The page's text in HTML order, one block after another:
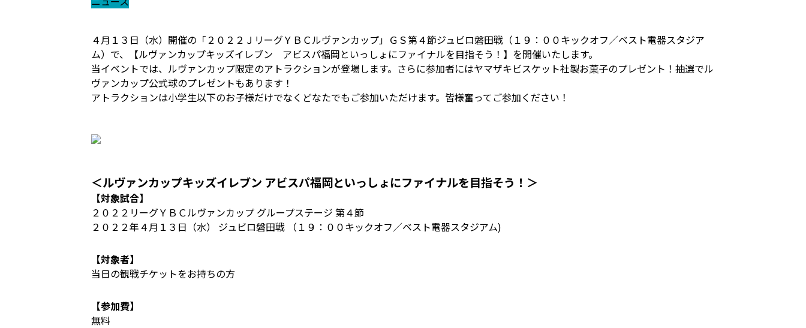
４月１３日（水）開催の「２０２２ＪリーグＹＢＣルヴァンカップ」ＧＳ第４節ジュビロ磐田戦（１９：００キックオフ／ベスト電器スタジア
ム）で、【ルヴァンカップキッズイレブン アビスパ福岡といっしょにファイナルを目指そう！】を開催いたします。
当イベントでは、ルヴァンカップ限定のアトラクションが登場します。さらに参加者にはヤマザキビスケット社製お菓子のプレゼント！抽選でル
ヴァンカップ公式球のプレゼントもあります！
アトラクションは小学生以下のお子様だけでなくどなたでもご参加いただけます。皆様奮ってご参加ください！
＜ルヴァンカップキッズイレブン アビスパ福岡といっしょにファイナルを目指そう！＞
【対象試合】
２０２２リーグＹＢＣルヴァンカップ グループステージ 第４節
２０２２年４月１３日（水） ジュビロ磐田戦 （１９：００キックオフ／ベスト電器スタジアム)
【対象者】
当日の観戦チケットをお持ちの方
【参加費】
無料